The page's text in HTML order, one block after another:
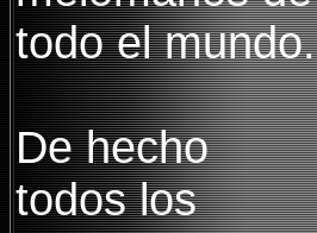
todo el mundo.
De hecho
todos los